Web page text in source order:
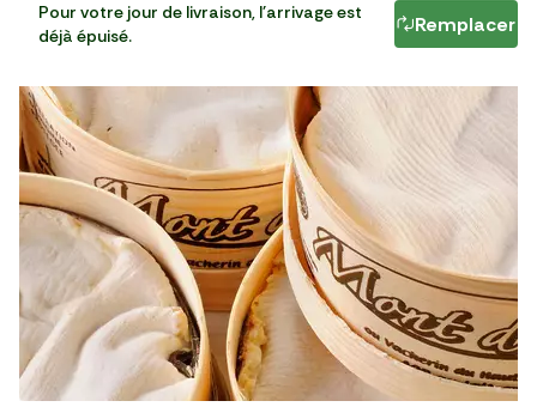
Pièce
Pour votre jour de livraison, l'arrivage est
déjà épuisé.
Remplacer